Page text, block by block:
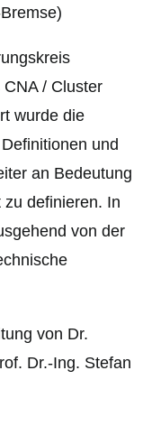
CNA / Cluster
wurde die
und
an Bedeutung
definieren. In
von der
von Dr.
Dr.-Ing. Stefan